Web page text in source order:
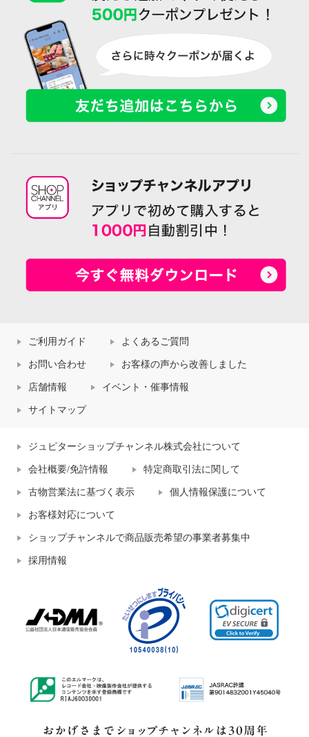
ご利用ガイド よくあるご質問
お問い合わせ お客様の声から改善しました
店舗情報 イベント・催事情報
サイトマップ
ジュピターショップチャンネル株式会社について
会社概要/免許情報 特定商取引法に関して
古物営業法に基づく表示 個人情報保護について
お客様対応について
ショップチャンネルで商品販売希望の事業者募集中
採用情報